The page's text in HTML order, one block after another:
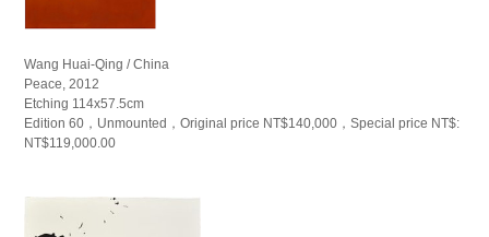
Wang Huai-Qing / China
Peace, 2012
Etching 114x57.5cm
Edition 60，Unmounted，Original price NT$140,000，Special price NT$:
NT$119,000.00